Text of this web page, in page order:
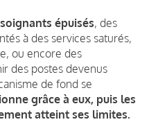
soignants épuisés, des
à des services saturés,
ou encore des
des postes devenus
de fond se
grâce à eux, puis les
atteint ses limites.